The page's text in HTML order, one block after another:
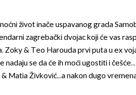
život inače uspavanog grada
zagrebački dvojac koji će vas
Zoky & Teo Harouda prvi puta u ex
nadaju se da će ih moći ugostiti i
Matia Živković...a nakon dugo